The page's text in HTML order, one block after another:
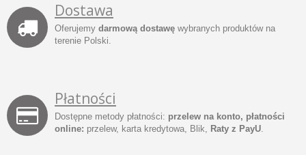
Dostawa
Oferujemy darmową dostawę wybranych produktów na
terenie Polski.
Płatności
Dostępne metody płatności: przelew na konto, płatności
online: przelew, karta kredytowa, Blik, Raty z PayU.